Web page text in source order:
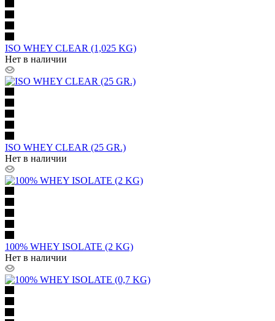
ISO WHEY CLEAR (1,025 KG)
Нет в наличии
ISO WHEY CLEAR (25 GR.)
Нет в наличии
100% WHEY ISOLATE (2 KG)
Нет в наличии